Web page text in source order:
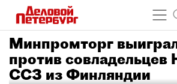
Минпромторг
против совладельцев
ССЗ из Финляндии